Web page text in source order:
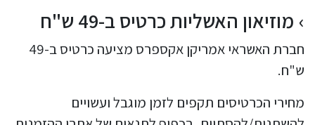
מוזיאון האשליות כרטיס ב-49 ש"ח
חברת האשראי אמריקן אקספרס מציעה כרטיס ב-49
ש"ח.
מחירי הכרטיסים תקפים לזמן מוגבל ועשויים